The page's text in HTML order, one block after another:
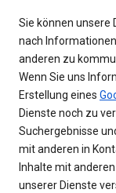
Sie können unsere
nach
anderen zu
Wenn Sie uns
Erstellung eines
Dienste noch zu
Suchergebnisse
mit anderen in
Inhalte mit
unserer Dienste